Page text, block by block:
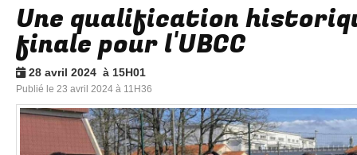
Une qualification
finale pour l'UBCC
28 avril 2024 à 15H01
Publié le 23 avril 2024 à 11H36